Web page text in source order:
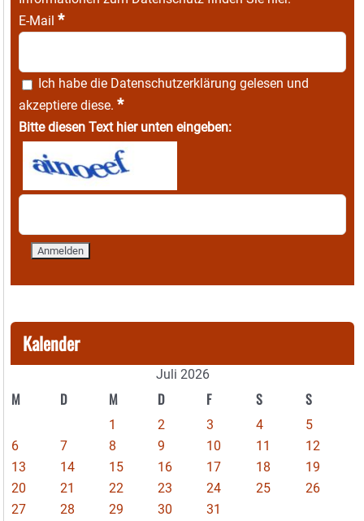
E-Mail *
Ich habe die Datenschutzerklärung gelesen und
akzeptiere diese. *
Bitte diesen Text hier unten eingeben:
Kalender
Juli 2026
M D M D F S S
1 2 3 4
5
6
7 8 9 10 11
12
13
14 15 16 17 18
19
20
21 22 23 24 25
26
27
28 29 30
31